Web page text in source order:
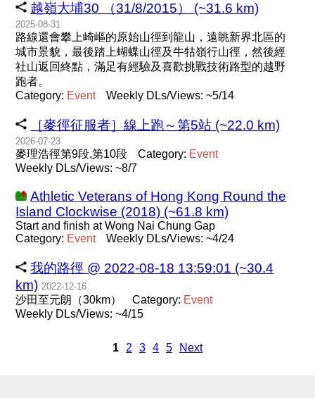
越嶺大埔30 （31/8/2015） (~31.6 km)
2025-08-31
路線還會攀上崎嶇的原始山徑到龍山，遠眺新界北區的
城市景貌，最後踏上蝴蝶山徑及牛牯嶺行山徑，然後經
社山返回終點，滿足有經驗及喜歡挑戰技術路型的越野
跑者。
Category: Event Weekly DLs/Views: ~5/14
［麥徑征服者］線上跑～第5站 (~22.0 km)
2026-07-23
麥理浩徑第9段,第10段 Category: Event
Weekly DLs/Views: ~8/7
Athletic Veterans of Hong Kong Round the
Island Clockwise (2018) (~61.8 km)
Start and finish at Wong Nai Chung Gap
Category: Event Weekly DLs/Views: ~4/24
我的路徑 @ 2022-08-18 13:59:01 (~30.4
km) 2022-12-16
沙田至元朗（30km） Category: Event
Weekly DLs/Views: ~4/15
1 2 3 4 5 Next